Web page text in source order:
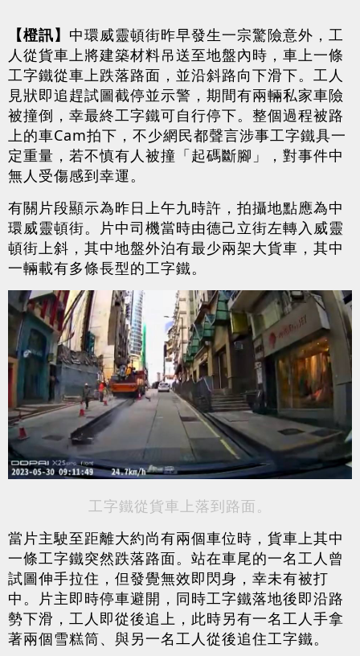
【橙訊】 中環威靈頓街昨早發生一宗驚險意外，工
人從貨車上將建築材料吊送至地盤內時，車上一條
工字鐵從車上跌落路面，並沿斜路向下滑下。工人
見狀即追趕試圖截停並示警，期間有兩輛私家車險
被撞倒，幸最終工字鐵可自行停下。整個過程被路
上的車Cam拍下，不少網民都聲言涉事工字鐵具一
定重量，若不慎有人被撞「起碼斷腳」，對事件中
無人受傷感到幸運。
有關片段顯示為昨日上午九時許，拍攝地點應為中
環威靈頓街。片中司機當時由德己立街左轉入威靈
頓街上斜，其中地盤外泊有最少兩架大貨車，其中
一輛載有多條長型的工字鐵。
工字鐵從貨車上落到路面。
當片主駛至距離大約尚有兩個車位時，貨車上其中
一條工字鐵突然跌落路面。站在車尾的一名工人曾
試圖伸手拉住，但發覺無效即閃身，幸未有被打
中。片主即時停車避開，同時工字鐵落地後即沿路
勢下滑，工人即從後追上，此時另有一名工人手拿
著兩個雪糕筒、與另一名工人從後追住工字鐵。